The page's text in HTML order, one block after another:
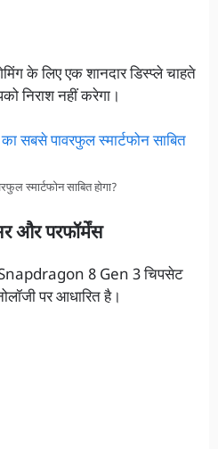
के लिए एक शानदार डिस्प्ले चाहते
निराश नहीं करेगा।
स्मार्टफोन साबित होगा?
और परफॉर्मेंस
8 Gen 3 चिपसेट
पर आधारित है।